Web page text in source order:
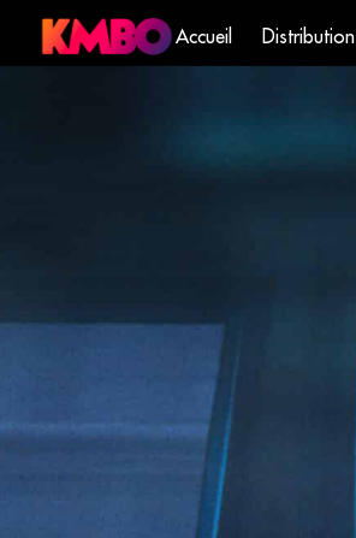
Accueil Distribution